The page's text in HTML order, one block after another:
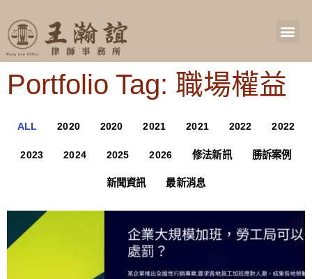
Portfolio Tag: 職場權益
ALL 2020 2020 2021 2021 2022 2022
2023 2024 2025 2026 修法新訊 勝訴案例
新聞資訊 最新消息